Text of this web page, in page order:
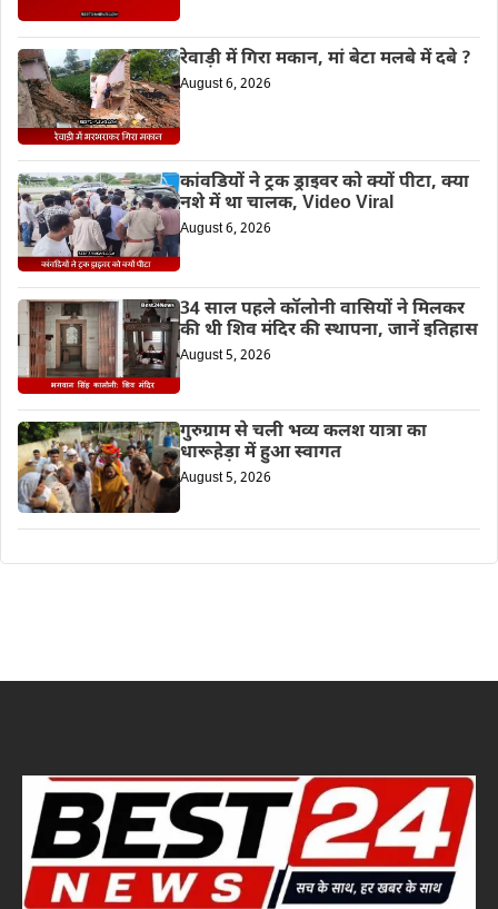
रेवाड़ी में गिरा मकान, मां बेटा मलबे में दबे ?
August 6, 2026
कांवडियों ने ट्रक ड्राइवर को क्यों पीटा, क्या
नशे में था चालक, Video Viral
August 6, 2026
34 साल पहले कॉलोनी वासियों ने मिलकर
की थी शिव मंदिर की स्थापना, जानें इतिहास
August 5, 2026
गुरुग्राम से चली भव्य कलश यात्रा का
धारूहेड़ा में हुआ स्वागत
August 5, 2026